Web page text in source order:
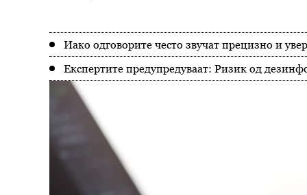
Иако одговорите често звучат прецизно и
Експертите предупредуваат: Ризик од